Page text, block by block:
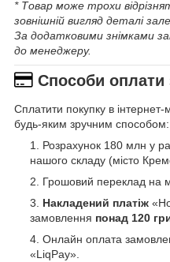
* Товар може трохи
зовнішній вигляд деталі
За додатковими знімками
до менеджеру.
Способи оплати
Сплатити покупку в
будь-яким зручним способом:
Розрахунок 180 млн у
нашого складу (місто
Грошовий переклад на
Накладений платіж
замовлення понад 120
Онлайн оплата
«LiqPay».